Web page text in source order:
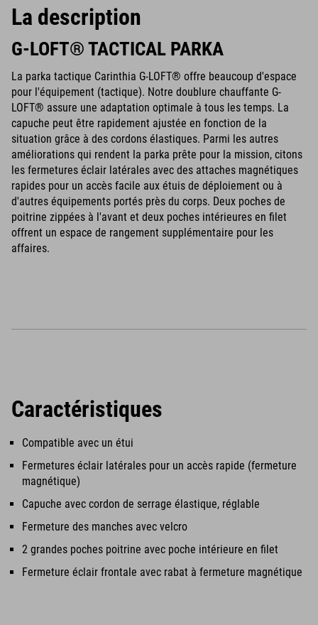
La description
G-LOFT® TACTICAL PARKA
La parka tactique Carinthia G-LOFT® offre beaucoup d'espace
pour l'équipement (tactique). Notre doublure chauffante G-
LOFT® assure une adaptation optimale à tous les temps. La
capuche peut être rapidement ajustée en fonction de la
situation grâce à des cordons élastiques. Parmi les autres
améliorations qui rendent la parka prête pour la mission, citons
les fermetures éclair latérales avec des attaches magnétiques
rapides pour un accès facile aux étuis de déploiement ou à
d'autres équipements portés près du corps. Deux poches de
poitrine zippées à l'avant et deux poches intérieures en filet
offrent un espace de rangement supplémentaire pour les
affaires.
Caractéristiques
Compatible avec un étui
Fermetures éclair latérales pour un accès rapide (fermeture
magnétique)
Capuche avec cordon de serrage élastique, réglable
Fermeture des manches avec velcro
2 grandes poches poitrine avec poche intérieure en filet
Fermeture éclair frontale avec rabat à fermeture magnétique